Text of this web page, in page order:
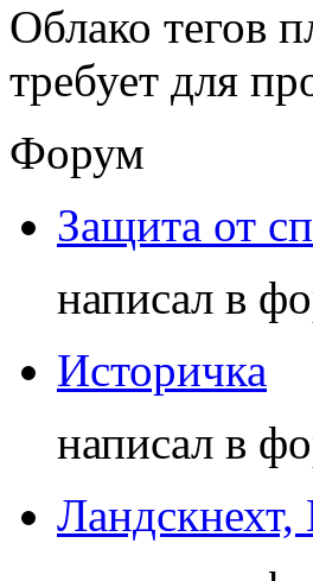
Облако тегов
требует для
Форум
Защита от
написал в
Историчка
написал в